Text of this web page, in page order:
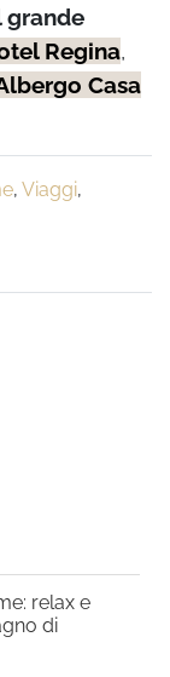
grande
Regina,
Casa
, Viaggi,
relax e
di